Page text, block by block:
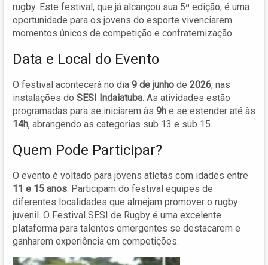
rugby. Este festival, que já alcançou sua 5ª edição, é uma
oportunidade para os jovens do esporte vivenciarem
momentos únicos de competição e confraternização.
Data e Local do Evento
O festival acontecerá no dia 9 de junho de 2026, nas
instalações do SESI Indaiatuba. As atividades estão
programadas para se iniciarem às 9h e se estender até às
14h, abrangendo as categorias sub 13 e sub 15.
Quem Pode Participar?
O evento é voltado para jovens atletas com idades entre
11 e 15 anos. Participam do festival equipes de
diferentes localidades que almejam promover o rugby
juvenil. O Festival SESI de Rugby é uma excelente
plataforma para talentos emergentes se destacarem e
ganharem experiência em competições.